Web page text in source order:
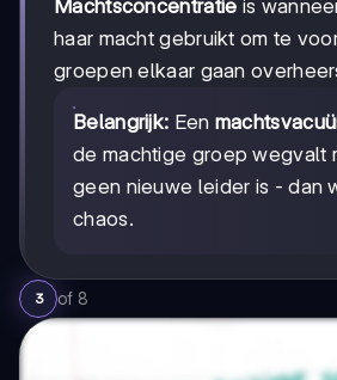
Machtsconcentratie is
haar macht gebruikt om te
groepen elkaar gaan
Belangrijk: Een
de machtige groep wegvalt
geen nieuwe leider is - dan
chaos.
3 of 8